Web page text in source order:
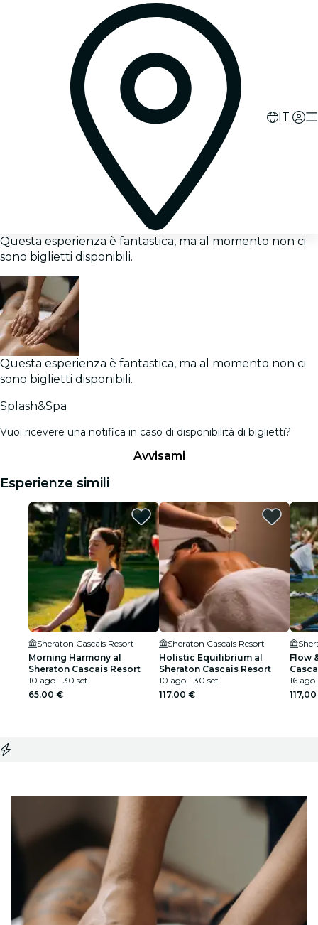
IT
Questa esperienza è fantastica, ma al momento non ci
sono biglietti disponibili.
Questa esperienza è fantastica, ma al momento non ci
sono biglietti disponibili.
Splash&Spa
Vuoi ricevere una notifica in caso di disponibilità di biglietti?
Avvisami
Esperienze simili
Sheraton Cascais Resort
Morning Harmony al
Sheraton Cascais Resort
10 ago - 30 set
65,00 €
Sheraton Cascais Resort
Holistic Equilibrium al
Sheraton Cascais Resort
10 ago - 30 set
117,00 €
Flow
16 ago